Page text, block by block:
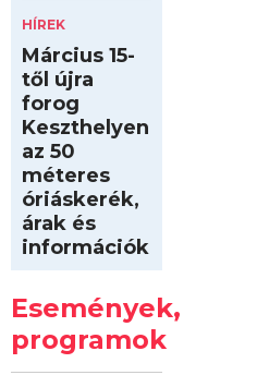
HÍREK
Március 15-
től újra
forog
Keszthelyen
az 50
méteres
óriáskerék,
árak és
információk
Események,
programok
Kilóméterek
2026